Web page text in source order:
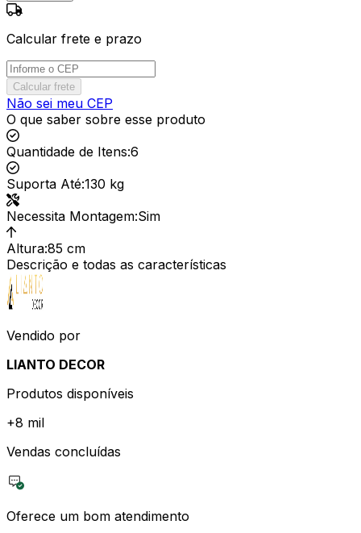
Calcular frete e prazo
Calcular frete
Não sei meu CEP
O que saber sobre esse produto
Quantidade de Itens:6
Suporta Até:130 kg
Necessita Montagem:Sim
Altura:85 cm
Descrição e todas as características
Vendido por
LIANTO DECOR
Produtos disponíveis
+8 mil
Vendas concluídas
Oferece um bom atendimento